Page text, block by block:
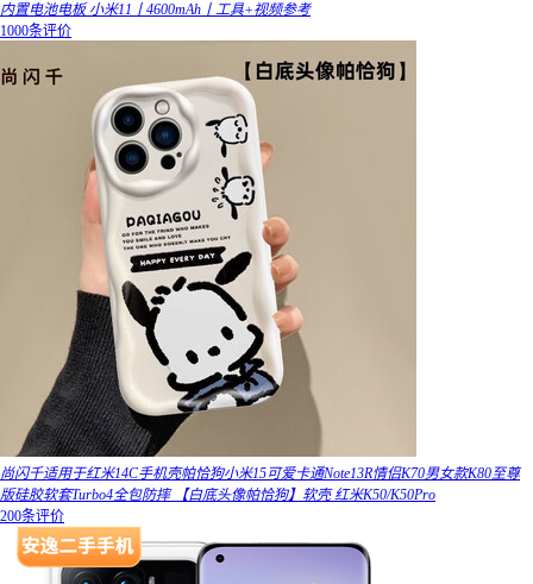
内置电池电板 小米11丨4600mAh丨工具+视频参考
1000条评价
尚闪千适用于红米14C手机壳帕恰狗小米15可爱卡通Note13R情侣K70男女款K80至尊
版硅胶软套Turbo4全包防摔 【白底头像帕恰狗】软壳 红米K50/K50Pro
200条评价